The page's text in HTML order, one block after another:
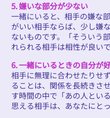
5. 嫌いな部分が少ない
一緒にいると、相手の嫌な
がいい相手ならば、少し嫌
ないものです。「そういう
れられる相手は相性が良いで
6. 一緒にいるときの自分が
相手に無理に合わせたりせ
ることは、関係を長続きさ
す時間の中で「あの人とい
思える相手は、あなたにと